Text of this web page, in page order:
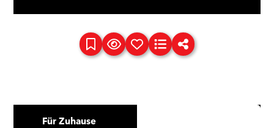
Für Zuhause